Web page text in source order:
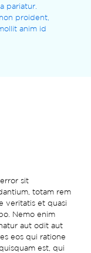
pariatur.
proident,
anim id
sit
totam rem
veritatis et quasi
Nemo enim
aut odit aut
eos qui ratione
est, qui